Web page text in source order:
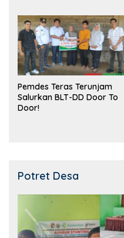
Pemdes Teras Terunjam
Salurkan BLT-DD Door To
Door!
Potret Desa